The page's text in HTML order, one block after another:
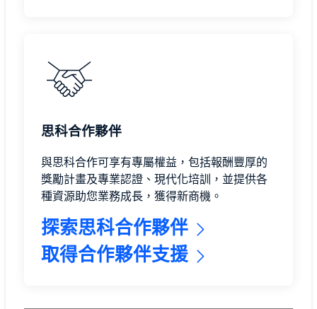
思科合作夥伴
與思科合作可享有專屬權益，包括報酬豐厚的
獎勵計畫及專業認證、現代化培訓，並提供各
種資源助您業務成長，獲得新商機。
探索思科合作夥伴
取得合作夥伴支援